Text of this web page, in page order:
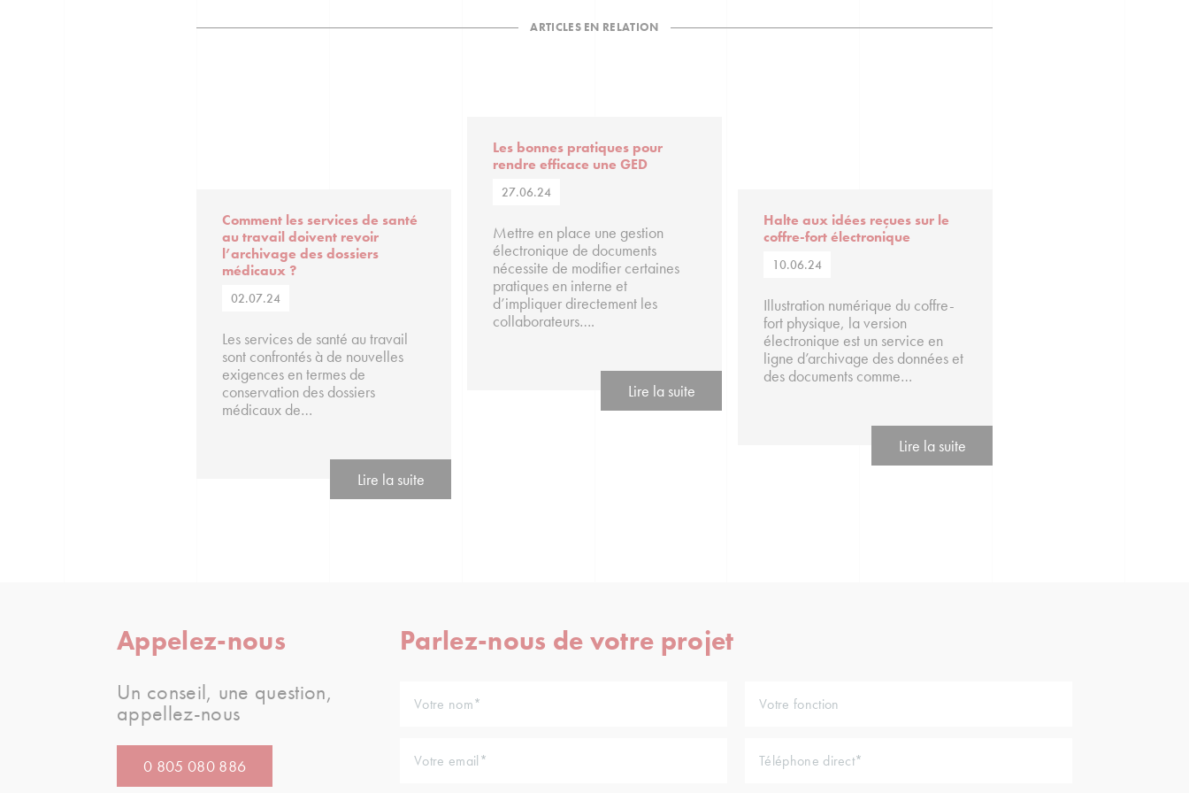
ARTICLES EN RELATION
Comment les services de santé
au travail doivent revoir
l’archivage des dossiers
médicaux ?
02.07.24
Les services de santé au travail
sont confrontés à de nouvelles
exigences en termes de
conservation des dossiers
médicaux de…
Lire la suite
Les bonnes pratiques pour
rendre efficace une GED
27.06.24
Mettre en place une gestion
électronique de documents
nécessite de modifier certaines
pratiques en interne et
d’impliquer directement les
collaborateurs….
Lire la suite
Halte aux idées reçues sur le
coffre-fort électronique
10.06.24
Illustration numérique du coffre-
fort physique, la version
électronique est un service en
ligne d’archivage des données et
des documents comme…
Lire la suite
Appelez-nous
Un conseil, une question,
appellez-nous
0 805 080 886
Parlez-nous de votre projet